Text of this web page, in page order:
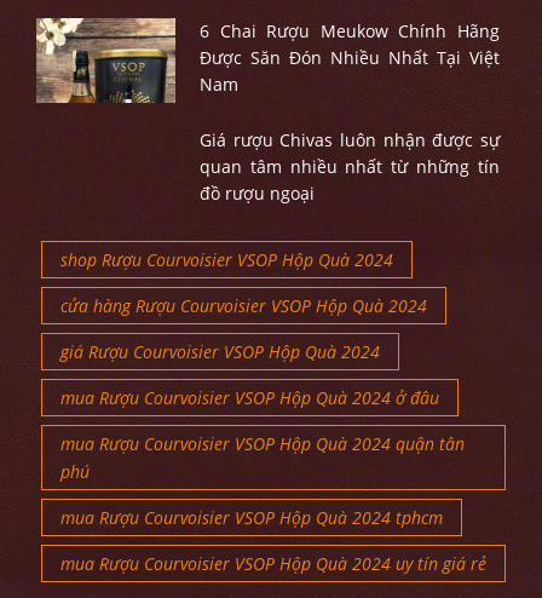
6 Chai Rượu Meukow Chính Hãng
Được Săn Đón Nhiều Nhất Tại Việt
Nam
Giá rượu Chivas luôn nhận được sự
quan tâm nhiều nhất từ những tín
đồ rượu ngoại
shop Rượu Courvoisier VSOP Hộp Quà 2024
cửa hàng Rượu Courvoisier VSOP Hộp Quà 2024
giá Rượu Courvoisier VSOP Hộp Quà 2024
mua Rượu Courvoisier VSOP Hộp Quà 2024 ở đâu
mua Rượu Courvoisier VSOP Hộp Quà 2024 quận tân
phú
mua Rượu Courvoisier VSOP Hộp Quà 2024 tphcm
mua Rượu Courvoisier VSOP Hộp Quà 2024 uy tín giá rẻ